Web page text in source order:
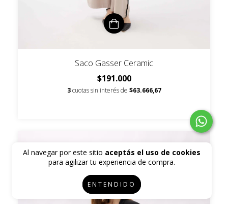
Al navegar por este sitio aceptás el uso de cookies
para agilizar tu experiencia de compra.
ENTENDIDO
Saco Gasser Ceramic
$191.000
3 cuotas sin interés de $63.666,67